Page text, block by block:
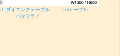
T ダイニングテーブル
バタフライ
LDテーブル